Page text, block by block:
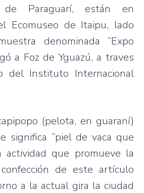
de Paraguarí,están en
Ecomuseo de Itaipu, lado
denominada “Expo
a Foz deYguazú, a traves
del Instituto Internacional
(pelota, en guaraní)
significa “pieldevaca que
actividad que promueve la
confección de este artículo
a la actual gira la ciudad